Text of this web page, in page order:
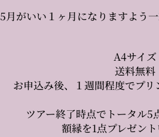
5月がいい１ヶ月になりますよう
A4サイズ
送料無料
お申込み後、１週間程度でプ
ツアー終了時点でトータル5
額縁を1点プレゼン